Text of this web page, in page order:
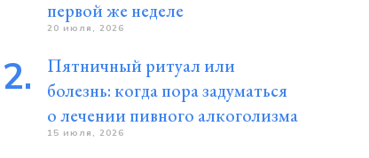
первой же неделе
20 июля, 2026
Пятничный ритуал или
болезнь: когда пора задуматься
о лечении пивного алкоголизма
15 июля, 2026